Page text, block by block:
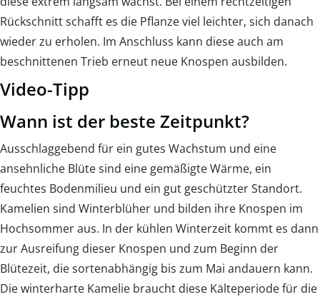
Rückschnitt schafft es die Pflanze viel leichter, sich danach
wieder zu erholen. Im Anschluss kann diese auch am
beschnittenen Trieb erneut neue Knospen ausbilden.
Video-Tipp
Wann ist der beste Zeitpunkt?
Ausschlaggebend für ein gutes Wachstum und eine
ansehnliche Blüte sind eine gemäßigte Wärme, ein
feuchtes Bodenmilieu und ein gut geschützter Standort.
Kamelien sind Winterblüher und bilden ihre Knospen im
Hochsommer aus. In der kühlen Winterzeit kommt es dann
zur Ausreifung dieser Knospen und zum Beginn der
Blütezeit, die sortenabhängig bis zum Mai andauern kann.
Die winterharte Kamelie braucht diese Kälteperiode für die